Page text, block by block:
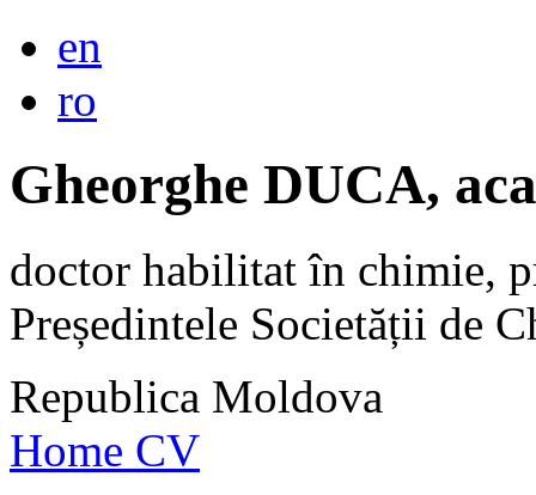
en
ro
Gheorghe DUCA,
doctor habilitat în chimie,
Președintele Societății de
Republica Moldova
Home CV